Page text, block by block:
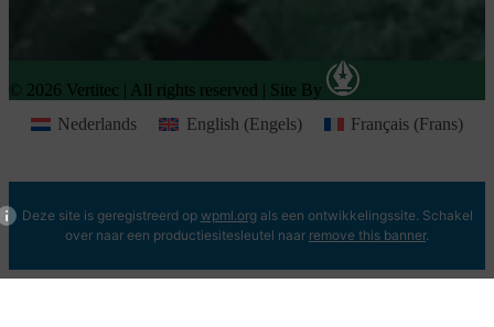
© 2026 Vertitec | All rights reserved | Site By
Nederlands
English (Engels) Français (Frans)
Deze site is geregistreerd op wpml.orgals een ontwikkelingssite. Schakel
over naar een productiesitesleutel naar remove this banner.